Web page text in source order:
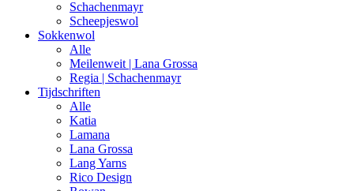
Schachenmayr
Scheepjeswol
Sokkenwol
Alle
Meilenweit | Lana Grossa
Regia | Schachenmayr
Tijdschriften
Alle
Katia
Lamana
Lana Grossa
Lang Yarns
Rico Design